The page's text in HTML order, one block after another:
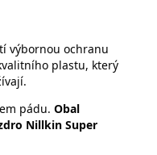
výbornou ochranu
plastu, který
pádu. Obal
Nillkin Super